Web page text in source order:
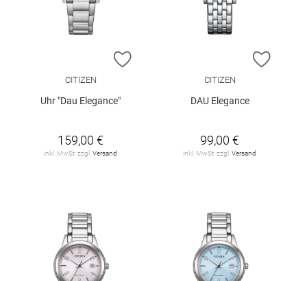
ZUR WUNSCHLISTE HINZUFÜGEN
CITIZEN
Uhr "Dau Elegance"
159,00 €
inkl. MwSt. zzgl.Versand
ZUR
CITIZEN
DAU Elegance
99,00 €
inkl. MwSt. zzgl.Versand